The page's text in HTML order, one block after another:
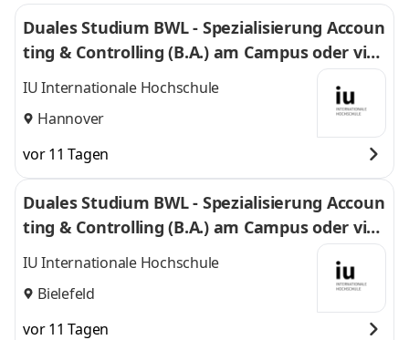
Duales Studium BWL - Spezialisierung Accoun
ting & Controlling (B.A.) am Campus oder virt
uell
IU Internationale Hochschule
Hannover
vor 11 Tagen
Duales Studium BWL - Spezialisierung Accoun
ting & Controlling (B.A.) am Campus oder virt
uell
IU Internationale Hochschule
Bielefeld
vor 11 Tagen